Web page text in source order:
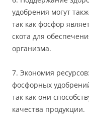
удобрения могут
так как фосфор
скота для
организма.
7. Экономия
фосфорных
так как они
качества продукции.